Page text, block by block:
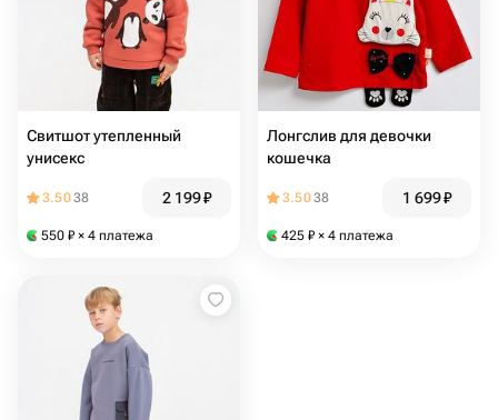
Свитшот утепленный
унисекс
3.5038 2 199₽
550 ₽ × 4 платежа
Лонгслив для девочки
кошечка
3.5038 1 699₽
425 ₽ × 4 платежа